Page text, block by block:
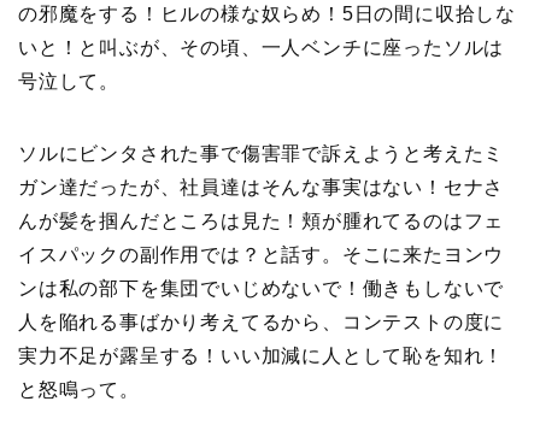
の邪魔をする！ヒルの様な奴らめ！5日の間に収拾しな
いと！と叫ぶが、その頃、一人ベンチに座ったソルは
号泣して。
ソルにビンタされた事で傷害罪で訴えようと考えたミ
ガン達だったが、社員達はそんな事実はない！セナさ
んが髪を掴んだところは見た！頬が腫れてるのはフェ
イスパックの副作用では？と話す。そこに来たヨンウ
ンは私の部下を集団でいじめないで！働きもしないで
人を陥れる事ばかり考えてるから、コンテストの度に
実力不足が露呈する！いい加減に人として恥を知れ！
と怒鳴って。